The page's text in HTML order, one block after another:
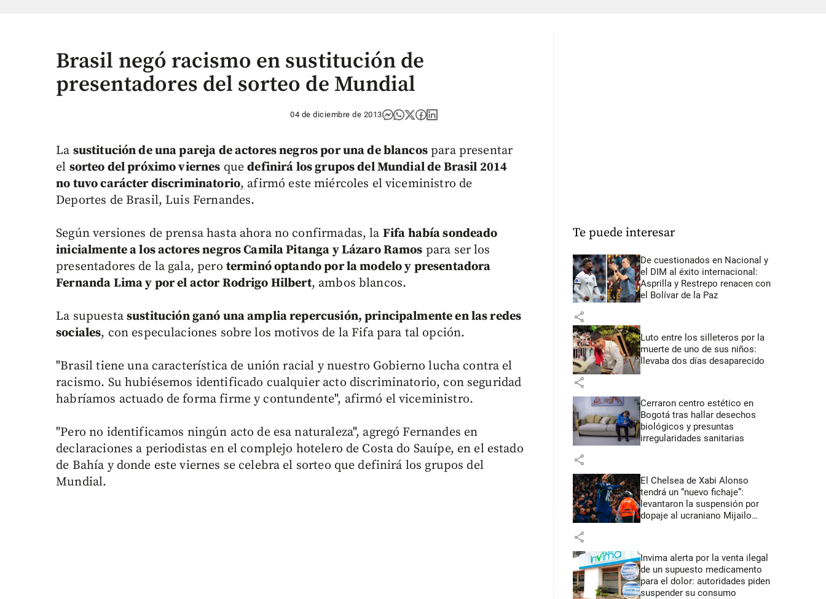
Brasil negó racismo en sustitución de
presentadores del sorteo de Mundial
04 de diciembre de 2013
La sustitución de una pareja de actores negros por una de blancospara presentar
el sorteo del próximo viernes quedefinirá los grupos del Mundial de Brasil 2014
no tuvo carácter discriminatorio, afirmó este miércoles el viceministro de
Deportes de Brasil, Luis Fernandes.
Según versiones de prensa hasta ahora no confirmadas, la Fifa había sondeado
inicialmente a los actores negros Camila Pitanga y Lázaro Ramos para ser los
presentadores de la gala, pero terminó optando por la modelo y presentadora
Fernanda Lima y por el actor Rodrigo Hilbert, ambos blancos.
La supuesta sustitución ganó una amplia repercusión, principalmente en las redes
sociales, con especulaciones sobre los motivos de la Fifa para tal opción.
"Brasil tiene una característica de unión racial y nuestro Gobierno lucha contra el
racismo. Su hubiésemos identificado cualquier acto discriminatorio, con seguridad
habríamos actuado de forma firme y contundente", afirmó el viceministro.
"Pero no identificamos ningún acto de esa naturaleza", agregó Fernandes en
declaraciones a periodistas en el complejo hotelero de Costa do Sauípe, en el estado
de Bahía y donde este viernes se celebra el sorteo que definirá los grupos del
Mundial.
Te puede interesar
De cuestionados en Nacional y
el DIM al éxito internacional:
Asprilla y Restrepo renacen con
el Bolívar de la Paz
share
Luto entre los silleteros por la
muerte de uno de sus niños:
llevaba dos días desaparecido
share
Cerraron centro estético en
Bogotá tras hallar desechos
biológicos y presuntas
irregularidades sanitarias
share
El Chelsea de Xabi Alonso
tendrá un “nuevo fichaje”:
levantaron la suspensión por
dopaje al ucraniano Mijailo
share
Invima alerta por la venta ilegal
de un supuesto medicamento
para el dolor: autoridades piden
suspender su consumo